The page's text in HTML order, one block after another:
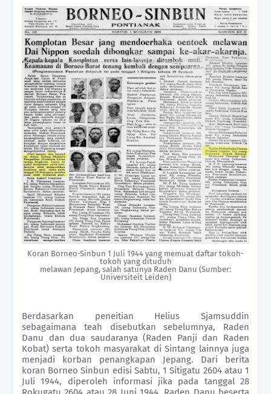
Koran Borneo-Sinbun 1 Juli 1944 yang memuat daftar tokoh-
tokoh yang dituduh
melawan Jepang, salah satunya Raden Danu (Sumber:
Universiteit Leiden)
Berdasarkan peneitian Helius Sjamsuddin
sebagaimana teah disebutkan sebelumnya, Raden
Danu dan dua saudaranya (Raden Panji dan Raden
Kobat) serta tokoh masyarakat di Sintang lainnya juga
menjadi korban penangkapan Jepang. Dari berita
koran Borneo Sinbun edisi Sabtu, 1 Sitigatu 2604 atau 1
Juli 1944, diperoleh informasi jika pada tanggal 28